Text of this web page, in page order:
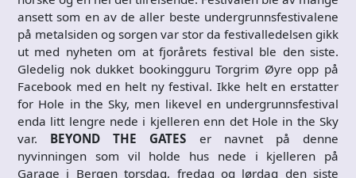
ansett som en av de aller beste undergrunnsfestivalene
på metalsiden og sorgen var stor da festivalledelsen gikk
ut med nyheten om at fjorårets festival ble den siste.
Gledelig nok dukket bookingguru Torgrim Øyre opp på
Facebook med en helt ny festival. Ikke helt en erstatter
for Hole in the Sky, men likevel en undergrunnsfestival
enda litt lengre nede i kjelleren enn det Hole in the Sky
var. BEYOND THE GATES er navnet på denne
nyvinningen som vil holde hus nede i kjelleren på
Garage i Bergen torsdag, fredag og lørdag den siste